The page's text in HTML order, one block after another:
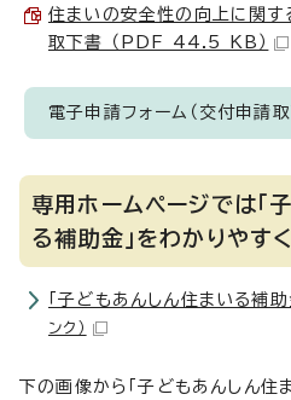
住まいの安全性の向上に関
取下書 （PDF 44.5 KB）
電子申請フォーム（交付申請取
専用ホームページでは「
る補助金」をわかりやす
「子どもあんしん住まいる補
ンク）
下の画像から「子どもあんしん住